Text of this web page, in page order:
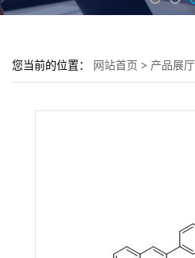
您当前的位置： 网站首页 > 产品展厅